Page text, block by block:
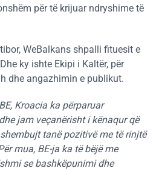
për të krijuar ndryshime të
WeBalkans shpalli fituesit e
ky ishte Ekipi i Kaltër, për
dhe angazhimin e publikut.
Kroacia ka përparuar
jam veçanërisht i kënaqur që
tanë pozitivë me të rinjtë
mua, BE-ja ka të bëjë me
se bashkëpunimi dhe